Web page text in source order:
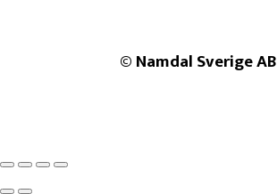
© Namdal Sverige AB